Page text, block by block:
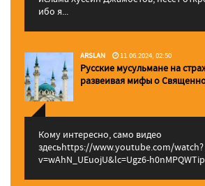
ибо я...
ARSLAN 11.06.2024, 02:50
Русские мусульмане на
pазвеивая мифы о
Кому интересно, само видео
здесьhttps://www.youtube.com/watch?
v=wAhN_UEuojU&lc=Ugz6-